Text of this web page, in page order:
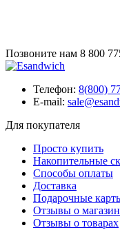
Позвоните нам 8 800
Телефон: 8(800)
E-mail:
Для покупателя
Просто купить
Накопительные
Способы оплаты
Доставка
Подарочные
Отзывы о
Отзывы о товарах